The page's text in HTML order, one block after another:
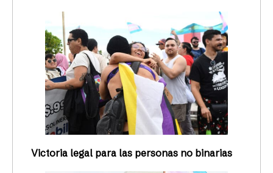
Victoria legal para las personas no binarias